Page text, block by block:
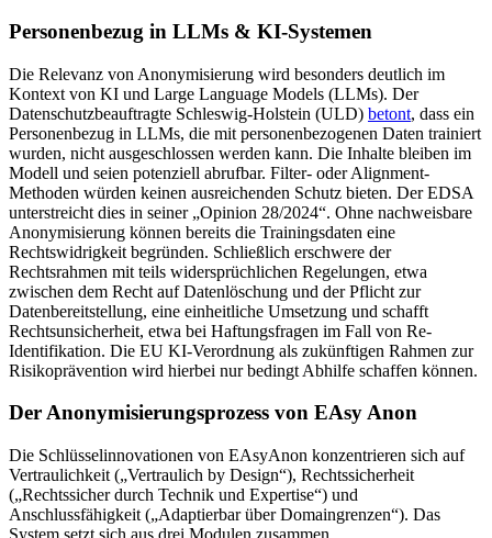
Personenbezug in LLMs & KI-Systemen
Die Relevanz von Anonymisierung wird besonders deutlich im
Kontext von KI und Large Language Models (LLMs). Der
Datenschutzbeauftragte Schleswig-Holstein (ULD) betont, dass ein
Personenbezug in LLMs, die mit personenbezogenen Daten trainiert
wurden, nicht ausgeschlossen werden kann. Die Inhalte bleiben im
Modell und seien potenziell abrufbar. Filter- oder Alignment-
Methoden würden keinen ausreichenden Schutz bieten. Der EDSA
unterstreicht dies in seiner „Opinion 28/2024“. Ohne nachweisbare
Anonymisierung können bereits die Trainingsdaten eine
Rechtswidrigkeit begründen. Schließlich erschwere der
Rechtsrahmen mit teils widersprüchlichen Regelungen, etwa
zwischen dem Recht auf Datenlöschung und der Pflicht zur
Datenbereitstellung, eine einheitliche Umsetzung und schafft
Rechtsunsicherheit, etwa bei Haftungsfragen im Fall von Re-
Identifikation. Die EU KI-Verordnung als zukünftigen Rahmen zur
Risikoprävention wird hierbei nur bedingt Abhilfe schaffen können.
Der Anonymisierungsprozess von EAsy Anon
Die Schlüsselinnovationen von EAsyAnon konzentrieren sich auf
Vertraulichkeit („Vertraulich by Design“), Rechtssicherheit
(„Rechtssicher durch Technik und Expertise“) und
Anschlussfähigkeit („Adaptierbar über Domaingrenzen“). Das
System setzt sich aus drei Modulen zusammen.